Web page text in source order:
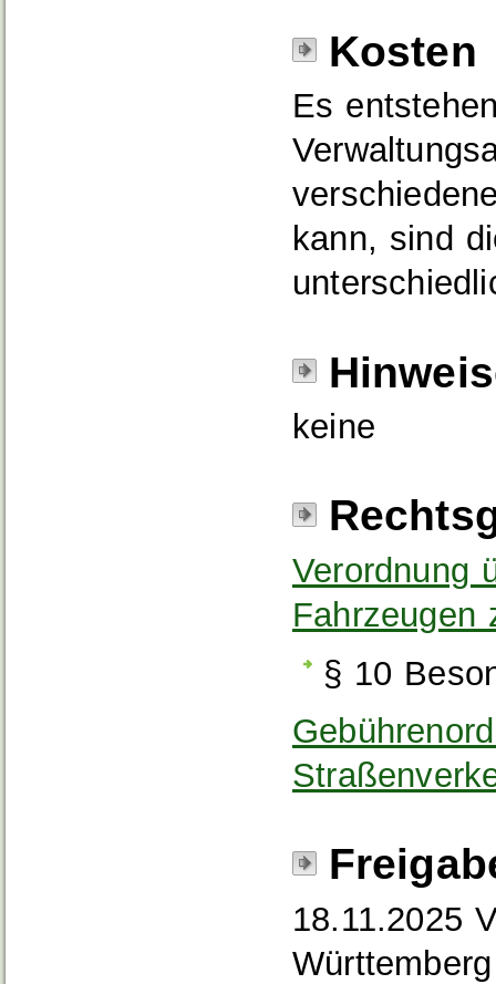
Kosten
Es
kann, sind
keine
Verordnung
Fahrzeugen
§ 10
18.11.2025
Württemberg